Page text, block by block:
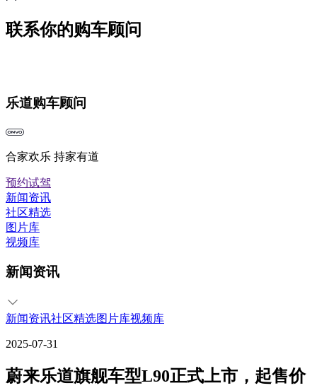
联系你的购车顾问
乐道购车顾问
合家欢乐 持家有道
预约试驾
新闻资讯
社区精选
图片库
视频库
新闻资讯
新闻资讯社区精选图片库视频库
2025-07-31
蔚来乐道旗舰车型L90正式上市，起售价